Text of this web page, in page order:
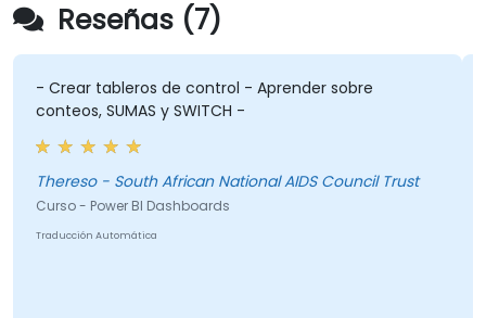
Reseñas (7)
- Crear tableros de control - Aprender sobre
conteos, SUMAS y SWITCH -
Thereso - South African National AIDS Council Trust
Curso - Power BI Dashboards
Traducción Automática